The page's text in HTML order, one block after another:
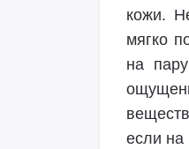
кожи.
мягко
на
если на